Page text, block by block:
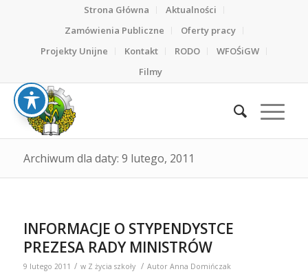
Strona Główna
Aktualności
Zamówienia Publiczne
Oferty pracy
Projekty Unijne
Kontakt RODO
WFOŚiGW
Filmy
Archiwum dla daty: 9 lutego, 2011
INFORMACJE O STYPENDYSTCE
PREZESA RADY MINISTRÓW
9 lutego 2011 / w Z życia szkoły / Autor Anna Domińczak